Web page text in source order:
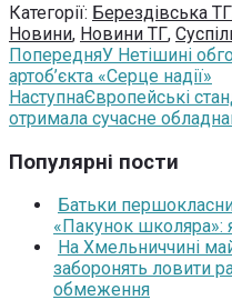
Категорії: Берездівська ТГ
Новини, Новини ТГ,
ПопередняУ Нетішині
артоб’єкта «Серце надії»
НаступнаЄвропейські
отримала сучасне
Популярні пости
Батьки
«Пакунок школяра»:
На Хмельниччині
заборонять ловити
обмеження